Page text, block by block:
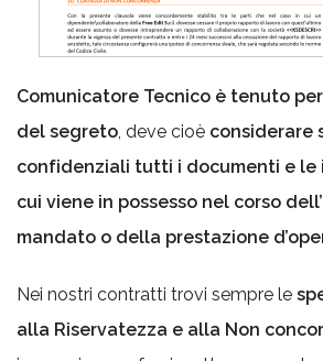
Comunicatore Tecnico è tenuto
del segreto , deve cioè considerare
confidenziali tutti i documenti e le
cui viene in possesso nel corso
mandato o della prestazione
Nei nostri contratti trovi sempre le
alla Riservatezza e alla Non